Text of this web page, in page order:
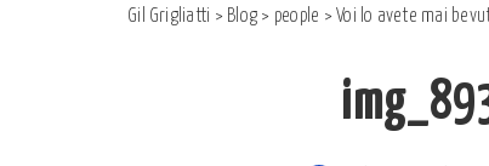
Gil Grigliatti > Blog > people >Voi lo avete mai